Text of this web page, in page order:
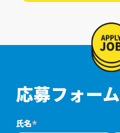
応募フォーム
氏名*